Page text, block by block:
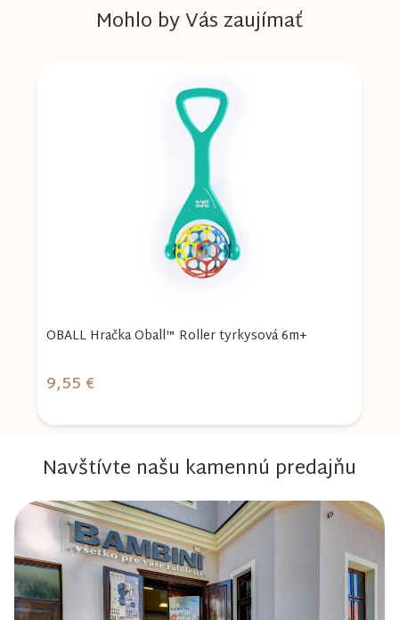
Mohlo by Vás zaujímať
OBALL Hračka Oball™ Roller tyrkysová 6m+
9,55 €
Navštívte našu kamennú predajňu